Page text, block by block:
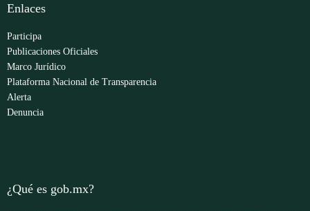
Enlaces
Participa
Publicaciones Oficiales
Marco Jurídico
Plataforma Nacional de Transparencia
Alerta
Denuncia
¿Qué es gob.mx?